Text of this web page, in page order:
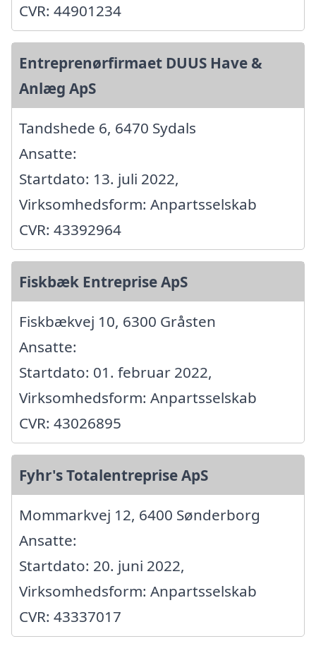
CVR: 44901234
Entreprenørfirmaet DUUS Have &
Anlæg ApS
Tandshede 6, 6470 Sydals
Ansatte:
Startdato: 13. juli 2022,
Virksomhedsform: Anpartsselskab
CVR: 43392964
Fiskbæk Entreprise ApS
Fiskbækvej 10, 6300 Gråsten
Ansatte:
Startdato: 01. februar 2022,
Virksomhedsform: Anpartsselskab
CVR: 43026895
Fyhr's Totalentreprise ApS
Mommarkvej 12, 6400 Sønderborg
Ansatte:
Startdato: 20. juni 2022,
Virksomhedsform: Anpartsselskab
CVR: 43337017